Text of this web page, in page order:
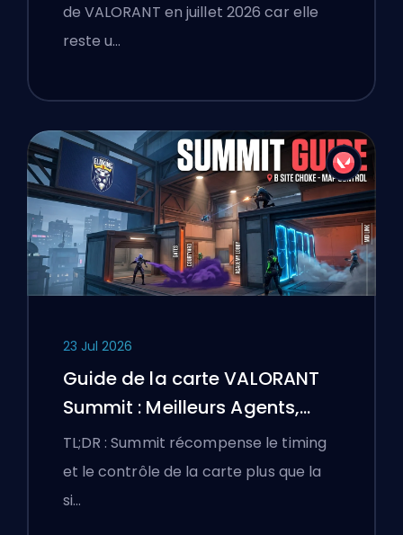
de VALORANT en juillet 2026 car elle
reste u…
23 Jul 2026
Guide de la carte VALORANT
Summit : Meilleurs Agents,
Callouts et Fumigènes
TL;DR : Summit récompense le timing
et le contrôle de la carte plus que la
si…